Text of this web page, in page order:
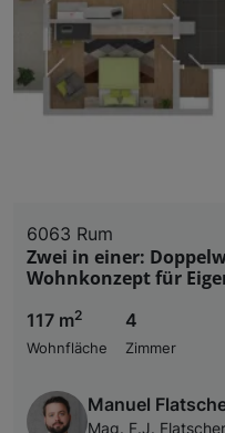
6063 Rum
Zwei in einer:
Wohnkonzept für
117 m2
Wohnfläche
4
Zimmer
Manuel
Mag. F.J.